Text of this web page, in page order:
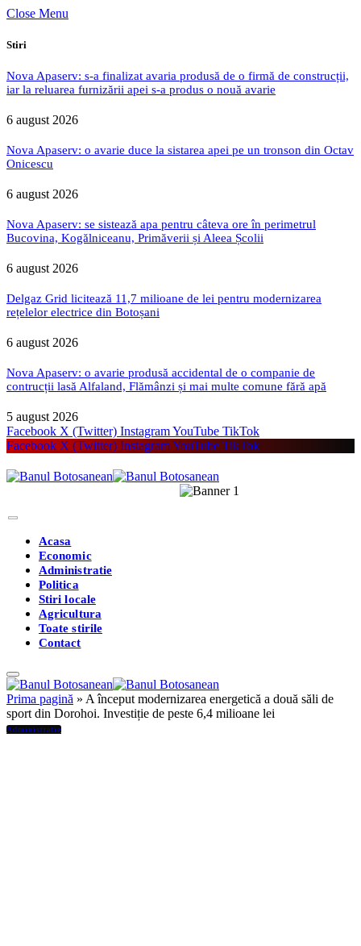
Close Menu
Stiri
Nova Apaserv: s-a finalizat avaria produsă de o firmă de construcții,
iar la reluarea furnizării apei s-a produs o nouă avarie
6 august 2026
Nova Apaserv: o avarie duce la sistarea apei pe un tronson din Octav
Onicescu
6 august 2026
Nova Apaserv: se sistează apa pentru câteva ore în perimetrul
Bucovina, Kogălniceanu, Primăverii și Aleea Școlii
6 august 2026
Delgaz Grid licitează 11,7 milioane de lei pentru modernizarea
rețelelor electrice din Botoșani
6 august 2026
Nova Apaserv: o avarie produsă accidental de o companie de
contrucții lasă Alfaland, Flămânzi și mai multe comune fără apă
5 august 2026
Facebook X (Twitter) InstagramYouTube TikTok
Facebook X (Twitter) InstagramYouTube TikTok
Acasa
Economic
Administratie
Politica
Stiri locale
Agricultura
Toate stirile
Contact
Prima pagină » A început modernizarea energetică a două săli de
sport din Dorohoi. Investiție de peste 6,4 milioane lei
Administratie